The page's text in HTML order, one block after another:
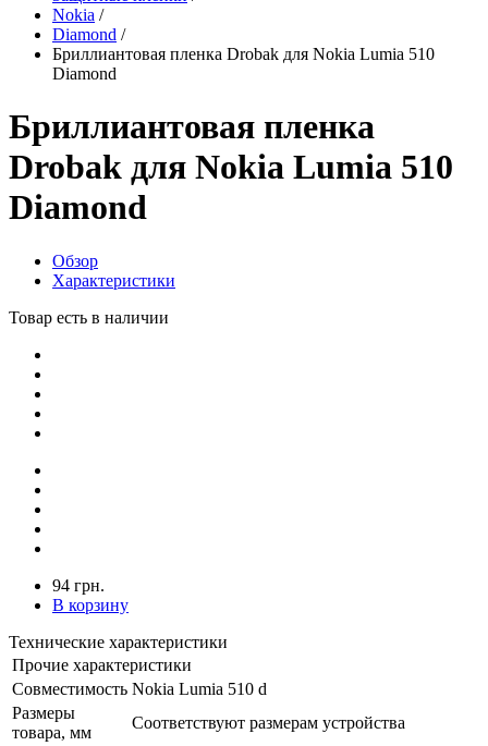
Nokia /
Diamond /
Бриллиантовая пленка Drobak для Nokia Lumia 510
Diamond
Бриллиантовая пленка
Drobak для Nokia Lumia 510
Diamond
Обзор
Характеристики
Товар есть в наличии
94 грн.
В корзину
Технические характеристики
Прочие характеристики
Совместимость Nokia Lumia 510 d
Размеры
товара, мм
Соответствуют размерам устройства